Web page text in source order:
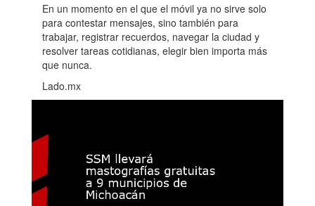
En un momento en el que el móvil ya no sirve solo
para contestar mensajes, sino también para
trabajar, registrar recuerdos, navegar la ciudad y
resolver tareas cotidianas, elegir bien importa más
que nunca.
Lado.mx